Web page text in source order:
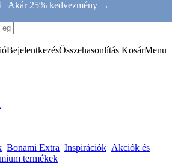
| Akár 25% kedvezmény →
BejelentkezésÖsszehasonlítás KosárMenu
Bonami Extra Inspirációk Akciók és
termékek